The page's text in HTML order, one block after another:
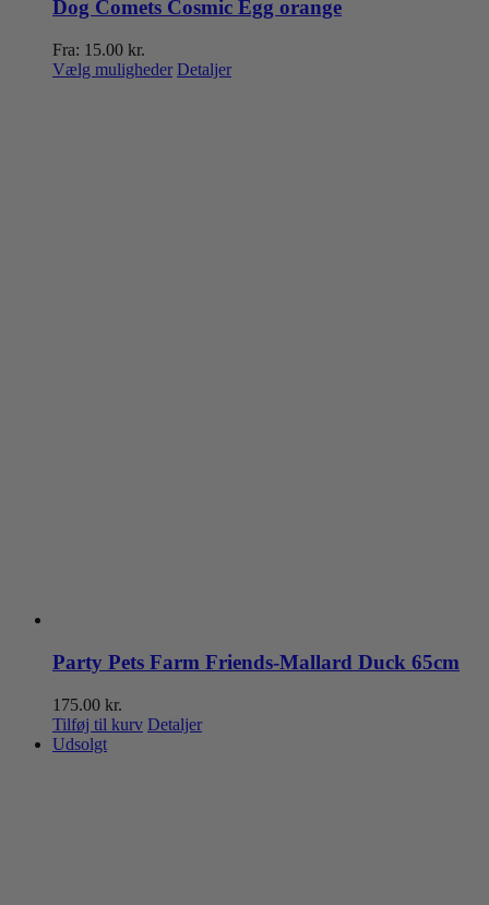
Dog Comets Cosmic Egg orange
Fra: 15.00 kr.
Vælg muligheder Dette
Detaljer
Party Pets Farm Friends-Mallard Duck 65cm
175.00 kr.
Tilføj til kurv Detaljer
Udsolgt